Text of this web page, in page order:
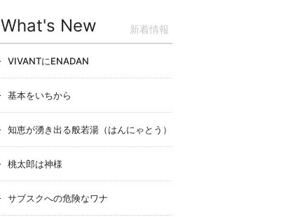
What's New 新着情報
VIVANTにENADAN
基本をいちから
知恵が湧き出る般若湯（はんにゃとう）
桃太郎は神様
サブスクへの危険なワナ